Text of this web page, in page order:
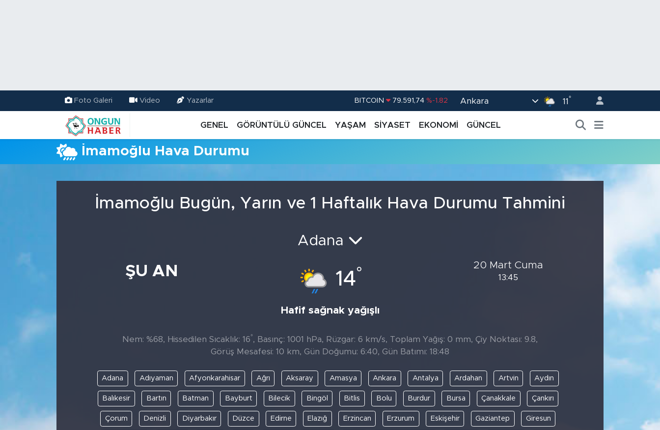
Foto Galeri Video Yazarlar BITCOIN 79.591,74 %-1.82 Ankara 11 °
GENEL GÖRÜNTÜLÜ GÜNCEL YAŞAM SİYASET EKONOMİ GÜNCEL
İmamoğlu Hava Durumu
İmamoğlu Bugün, Yarın ve 1 Haftalık Hava Durumu Tahmini
ŞU AN
Adana
14°
Hafif sağnak yağışlı
20 Mart Cuma
13:45
Nem: %68, Hissedilen Sıcaklık: 16°, Basınç: 1001 hPa, Rüzgar: 6 km/s, Toplam Yağış: 0 mm, Çiy Noktası: 9.8,
Görüş Mesafesi: 10 km, Gün Doğumu: 6:40, Gün Batımı: 18:48
Adana Adıyaman Afyonkarahisar Ağrı Aksaray Amasya Ankara Antalya Ardahan Artvin Aydın
Balıkesir Bartın Batman Bayburt Bilecik Bingöl Bitlis Bolu Burdur Bursa Çanakkale Çankırı
Çorum Denizli Diyarbakır Düzce Edirne Elazığ Erzincan Erzurum Eskişehir Gaziantep Giresun
Trafik Durumu
TFF 2.Lig Kırmızı Grup Puan Durumu ve Fikstür
Tüm Manşetler